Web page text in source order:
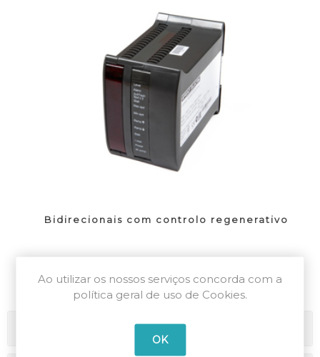
Bidirecionais com controlo regenerativo
Ao utilizar os nossos serviços concorda com a
política geral de uso de Cookies.
OK